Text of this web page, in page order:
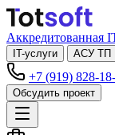
Аккредитованная
IT-услуги АСУ ТП
+7 (919) 828-
Обсудить проект